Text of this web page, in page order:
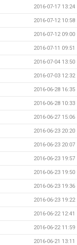
2016-07-17 13:24
2016-07-12 10:58
2016-07-12 09:00
2016-07-11 09:51
2016-07-04 13:50
2016-07-03 12:32
2016-06-28 16:35
2016-06-28 10:33
2016-06-27 15:06
2016-06-23 20:20
2016-06-23 20:07
2016-06-23 19:57
2016-06-23 19:50
2016-06-23 19:36
2016-06-23 19:22
2016-06-22 12:41
2016-06-22 11:59
2016-06-21 13:11